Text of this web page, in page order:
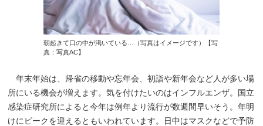
朝起きて口の中が渇いている…（写真はイメージです）【写
真：写真AC】
年末年始は、帰省の移動や忘年会、初詣や新年会など人が多い場
所にいる機会が増えます。気を付けたいのはインフルエンザ。国立
感染症研究所によると今年は例年より流行が数週間早いそう。年明
けにピークを迎えるともいわれています。日中はマスクなどで予防